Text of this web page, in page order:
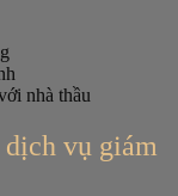
nhà thầu
vụ giám